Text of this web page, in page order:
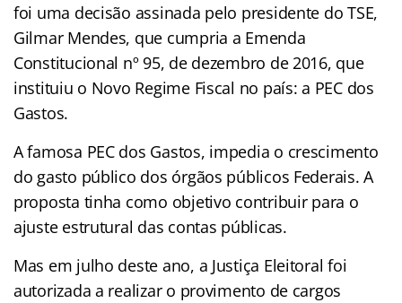
foi uma decisão assinada pelo presidente do TSE,
Gilmar Mendes, que cumpria a Emenda
Constitucional nº 95, de dezembro de 2016, que
instituiu o Novo Regime Fiscal no país: a PEC dos
Gastos.
A famosa PEC dos Gastos, impedia o crescimento
do gasto público dos órgãos públicos Federais. A
proposta tinha como objetivo contribuir para o
ajuste estrutural das contas públicas.
Mas em julho deste ano, a Justiça Eleitoral foi
autorizada a realizar o provimento de cargos